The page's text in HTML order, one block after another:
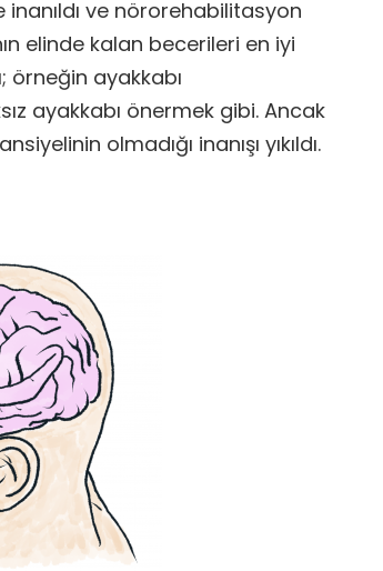
ve nörorehabilitasyon
elinde kalan becerileri en iyi
örneğin ayakkabı
ayakkabı önermek gibi. Ancak
olmadığı inanışı yıkıldı.